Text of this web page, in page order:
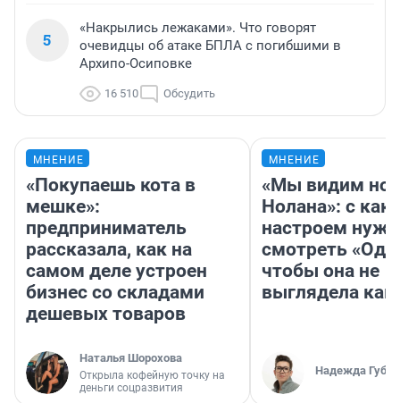
5
«Накрылись лежаками». Что говорят
очевидцы об атаке БПЛА с погибшими в
Архипо-Осиповке
16 510 Обсудить
МНЕНИЕ
«Покупаешь кота в
мешке»:
предприниматель
рассказала, как на
самом деле устроен
бизнес со складами
дешевых товаров
Наталья Шорохова
Открыла кофейную точку на
деньги соцразвития
МНЕНИЕ
«Мы видим
Нолана»: с
настроем
смотреть
чтобы она не
выглядела как
Надежда